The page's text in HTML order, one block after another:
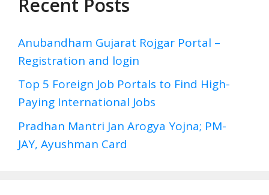
Anubandham Gujarat Rojgar Portal –
Registration and login
Top 5 Foreign Job Portals to Find High-
Paying International Jobs
Pradhan Mantri Jan Arogya Yojna; PM-
JAY, Ayushman Card